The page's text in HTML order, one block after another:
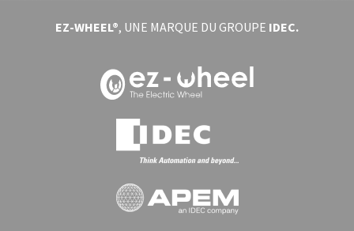
EZ-WHEEL®, UNE MARQUE DU GROUPE IDEC.